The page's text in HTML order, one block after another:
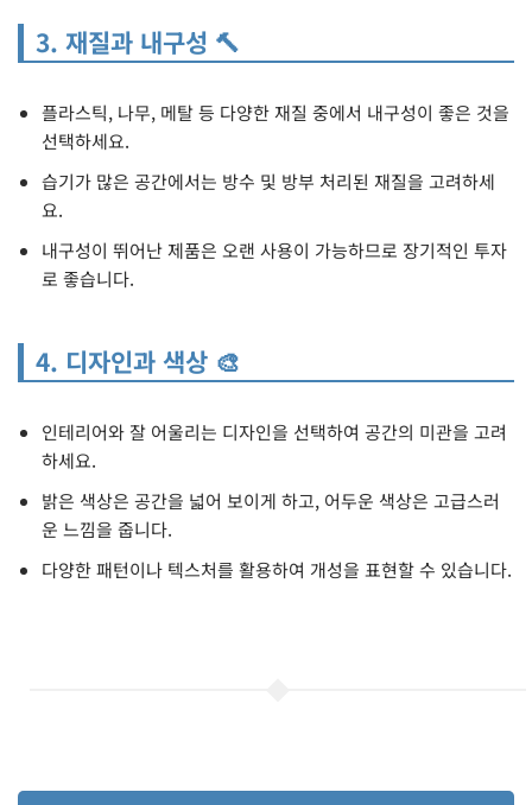
3. 재질과 내구성 🔨
플라스틱, 나무, 메탈 등 다양한 재질 중에서 내구성이 좋은 것을
선택하세요.
습기가 많은 공간에서는 방수 및 방부 처리된 재질을 고려하세
요.
내구성이 뛰어난 제품은 오랜 사용이 가능하므로 장기적인 투자
로 좋습니다.
4. 디자인과 색상 🎨
인테리어와 잘 어울리는 디자인을 선택하여 공간의 미관을 고려
하세요.
밝은 색상은 공간을 넓어 보이게 하고, 어두운 색상은 고급스러
운 느낌을 줍니다.
다양한 패턴이나 텍스처를 활용하여 개성을 표현할 수 있습니다.